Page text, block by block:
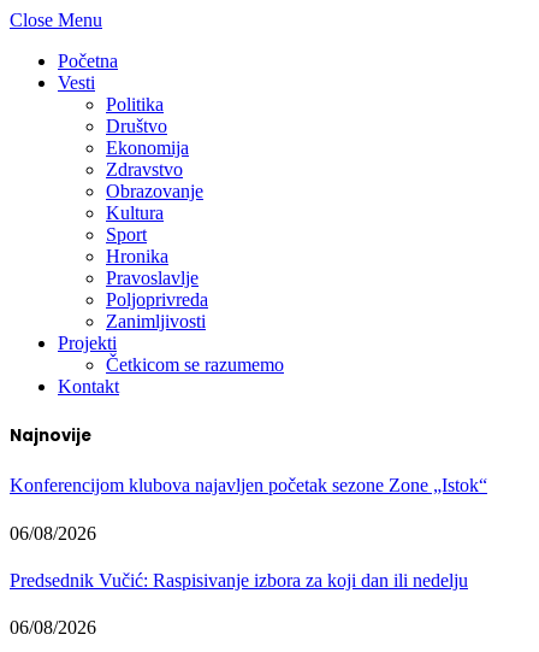
Close Menu
Početna
Vesti
Politika
Društvo
Ekonomija
Zdravstvo
Obrazovanje
Kultura
Sport
Hronika
Pravoslavlje
Poljoprivreda
Zanimljivosti
Projekti
Četkicom se razumemo
Kontakt
Najnovije
Konferencijom klubova najavljen početak sezone Zone „Istok“
06/08/2026
Predsednik Vučić: Raspisivanje izbora za koji dan ili nedelju
06/08/2026